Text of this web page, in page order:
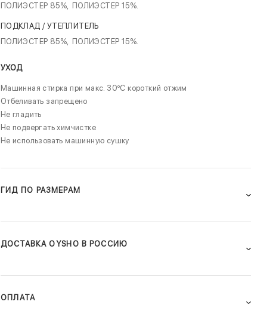
ПОЛИЭСТЕР 85%, ПОЛИЭСТЕР 15%.
ПОДКЛАД / УТЕПЛИТЕЛЬ
ПОЛИЭСТЕР 85%, ПОЛИЭСТЕР 15%.
УХОД
Машинная стирка при макс. 30ºC короткий отжим
Отбеливать запрещено
Не гладить
Не подвергать химчистке
Не использовать машинную сушку
ГИД ПО РАЗМЕРАМ
ДОСТАВКА OYSHO В РОССИЮ
ОПЛАТА